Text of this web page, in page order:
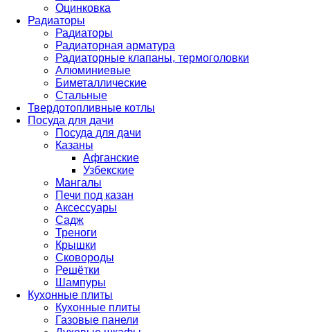
Оцинковка
Радиаторы
Радиаторы
Радиаторная арматура
Радиаторные клапаны, термоголовки
Алюминиевые
Биметаллические
Стальные
Твердотопливные котлы
Посуда для дачи
Посуда для дачи
Казаны
Афганские
Узбекские
Мангалы
Печи под казан
Аксессуары
Садж
Треноги
Крышки
Сковороды
Решётки
Шампуры
Кухонные плиты
Кухонные плиты
Газовые панели